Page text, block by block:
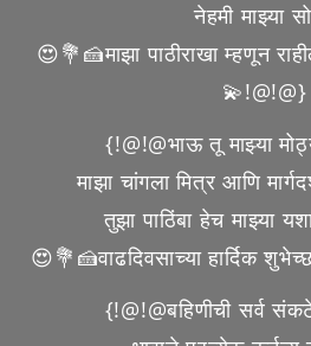
नेहमी माझ्या
😍💐🍰माझा पाठीराखा म्हणून
💫!@!@}
{!@!@भाऊ तू माझ्या
माझा चांगला मित्र आणि
तुझा पाठिंबा हेच माझ्या
😍💐🍰वाढदिवसाच्या हार्दिक
{!@!@बहिणीची सर्व